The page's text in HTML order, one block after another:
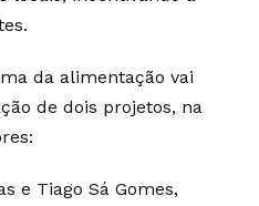
da alimentação vai
de dois projetos, na
e Tiago Sá Gomes,